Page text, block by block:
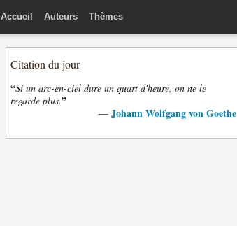
Accueil Auteurs Thèmes
Citation du jour
“Si un arc-en-ciel dure un quart d'heure, on ne le
regarde plus.”
— Johann Wolfgang von Goethe